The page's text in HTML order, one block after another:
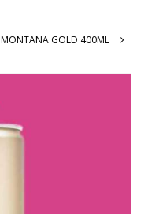
MONTANA GOLD 400ML